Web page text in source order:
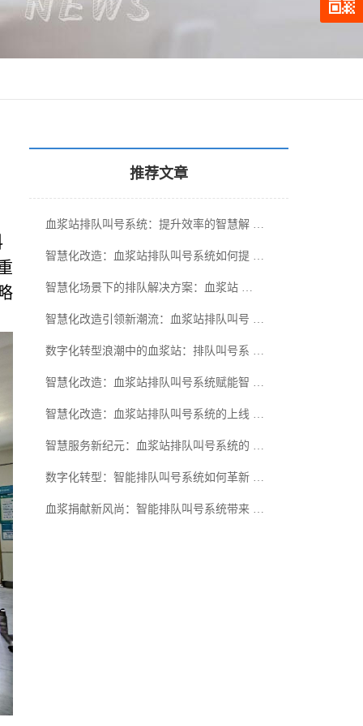
推荐文章
血浆站排队叫号系统：提升效率的智慧解 …
智慧化改造：血浆站排队叫号系统如何提 …
智慧化场景下的排队解决方案：血浆站 …
智慧化改造引领新潮流：血浆站排队叫号 …
数字化转型浪潮中的血浆站：排队叫号系 …
智慧化改造：血浆站排队叫号系统赋能智 …
智慧化改造：血浆站排队叫号系统的上线 …
智慧服务新纪元：血浆站排队叫号系统的 …
数字化转型：智能排队叫号系统如何革新 …
血浆捐献新风尚：智能排队叫号系统带来 …